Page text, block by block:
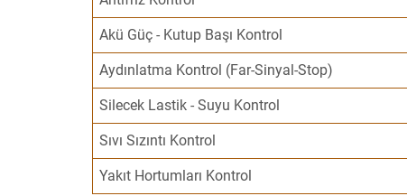
Akü Güç - Kutup Başı Kontrol
Aydınlatma Kontrol (Far-Sinyal-Stop)
Silecek Lastik - Suyu Kontrol
Sıvı Sızıntı Kontrol
Yakıt Hortumları Kontrol